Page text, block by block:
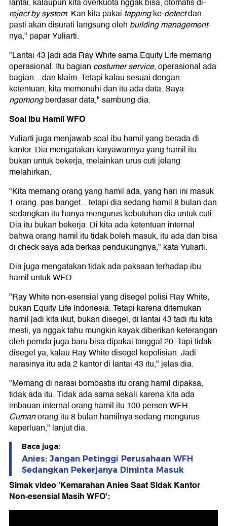
lantai, kalaupun kita overkuota nggak bisa, otomatis di-
rejectby system. Kan kita pakai tappingke-detectdan
pasti akan disurati langsung oleh buildingmanagement-
nya," papar Yuliarti.
"Lantai 43 jadi ada Ray White sama Equity Life memang
operasional. Itu bagian costumer service, operasional ada
bagian... dan klaim. Tetapi kalau sesuai dengan
ketentuan, kita memenuhi dan itu ada data. Saya
ngomongberdasar data," sambung dia.
Soal Ibu Hamil WFO
Yuliarti juga menjawab soal ibu hamil yang berada di
kantor. Dia mengatakan karyawannya yang hamil itu
bukan untuk bekerja, melainkan urus cuti jelang
melahirkan.
"Kita memang orang yang hamil ada, yang hari ini masuk
1 orang. pas banget... tetapi dia sedang hamil 8 bulan dan
sedangkan itu hanya mengurus kebutuhan dia untuk cuti.
Dia itu bukan bekerja. Di kita ada ketentuan internal
bahwa orang hamil itu tidak boleh masuk, itu ada dan bisa
di check saya ada berkas pendukungnya," kata Yuliarti.
Dia juga mengatakan tidak ada paksaan terhadap ibu
hamil untuk WFO.
"Ray White non-esensial yang disegel polisi Ray White,
bukan Equity Life Indonesia. Tetapi karena ditemukan
hamil jadi kita ikut, bukan disegel, di lantai 43 tadi itu kita
mesti, ya nggak tahu mungkin kayak diberikan keterangan
oleh pemda juga baru bisa dipakai tanggal 20. Tapi tidak
disegel ya, kalau Ray White disegel kepolisian. Jadi
narasinya itu ada 2 kantor di lantai 43 itu," jelas dia.
"Memang di narasi bombastis itu orang hamil dipaksa,
tidak ada itu. Tidak ada sama sekali karena kita ada
imbauan internal orang hamil itu 100 persen WFH.
Cumanorang itu 8 bulan hamilnya sedang mengurus
keperluan," lanjut dia.
Baca juga:
Anies: Jangan Petinggi Perusahaan WFH
Sedangkan Pekerjanya Diminta Masuk
Simak video 'Kemarahan Anies Saat Sidak Kantor
Non-esensial Masih WFO':